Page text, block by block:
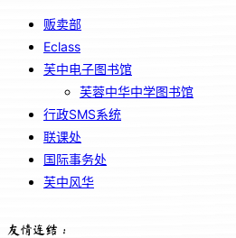
贩卖部
Eclass
芙中电子图书馆
芙蓉中华中学图书馆
行政SMS系统
联课处
国际事务处
芙中风华
友情连结：